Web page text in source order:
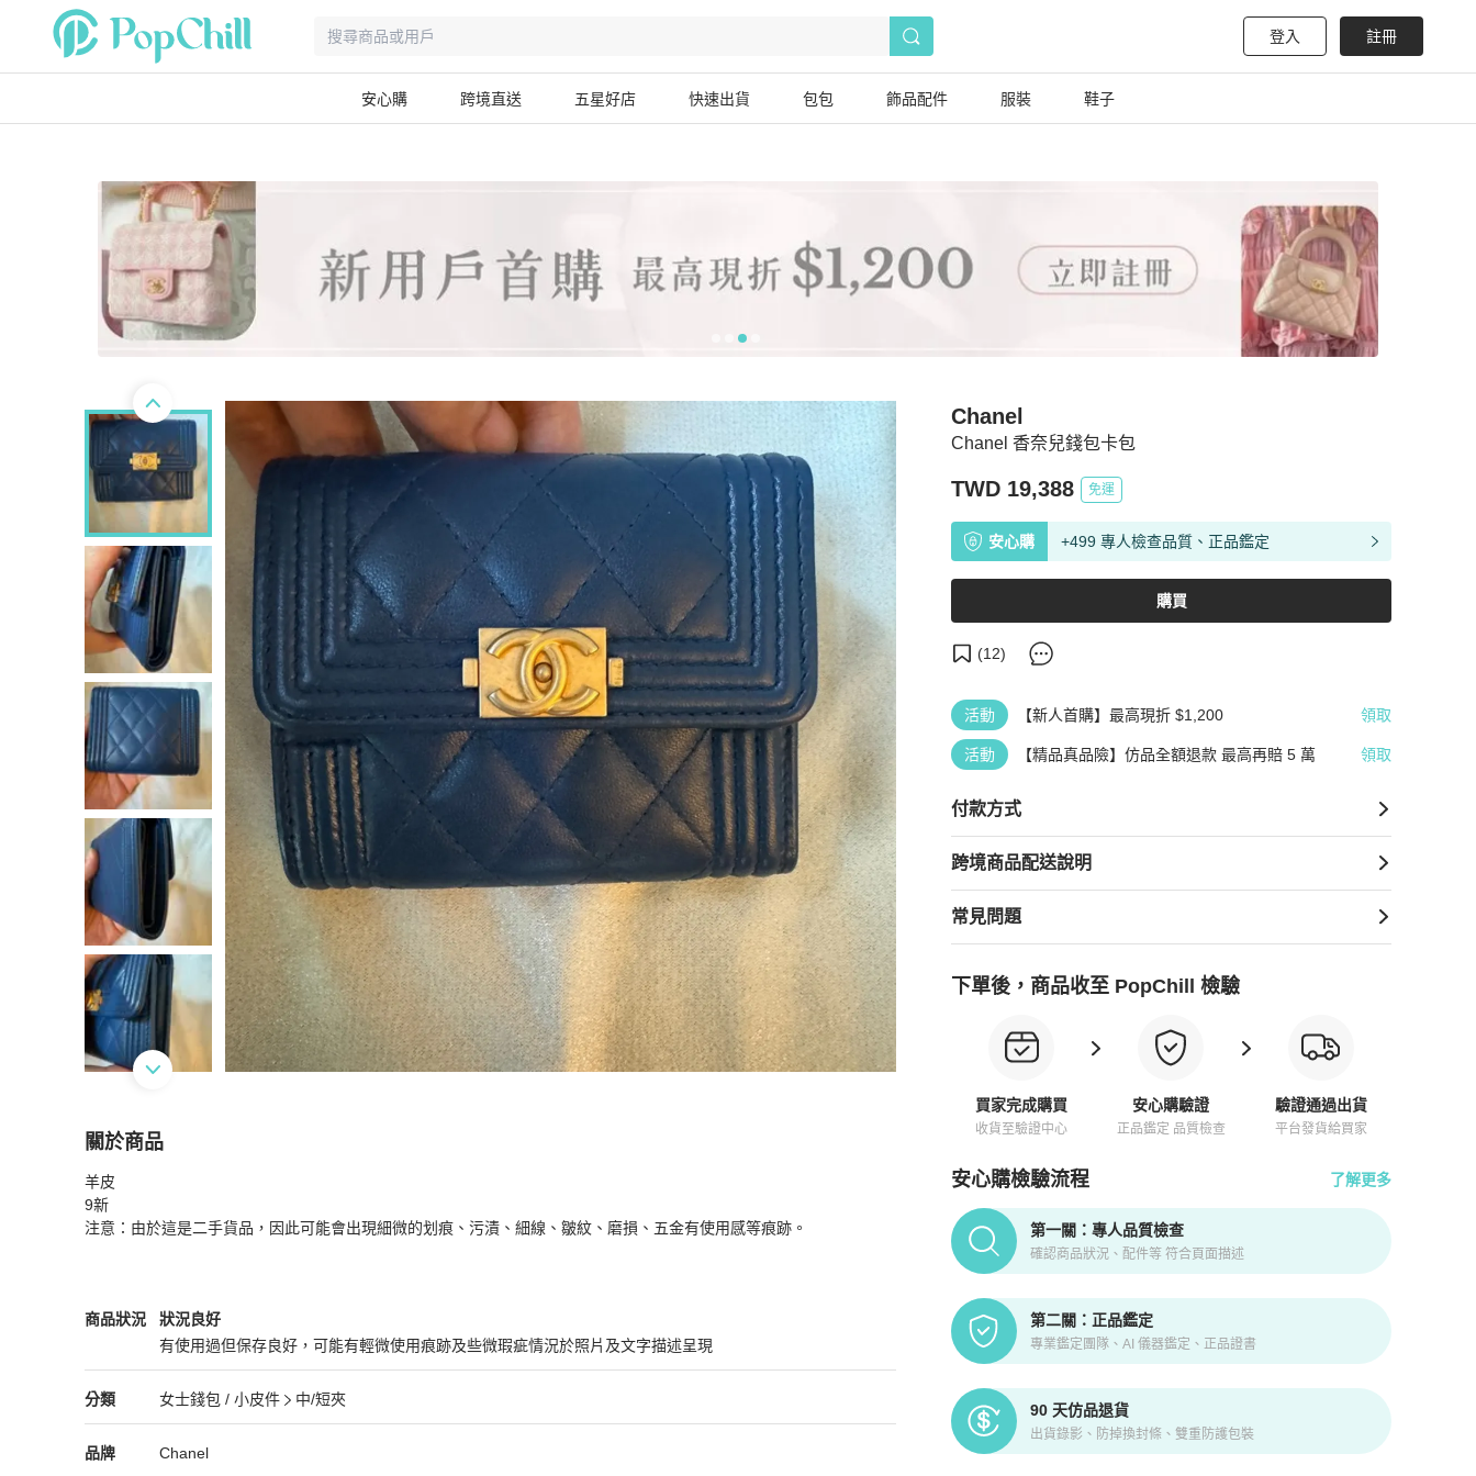
登入 註冊
安心購 跨境直送 五星好店 快速出貨 包包 飾品配件 服裝 鞋子
Chanel 香奈兒錢包卡包
Chanel
TWD 19,388 免運
安心購 +499 專人檢查品質、正品鑑定
購買
(12)
活動 【新人首購】最高現折 $1,200 領取
活動 【精品真品險】仿品全額退款 最高再賠 5 萬 領取
付款方式
跨境商品配送說明
常見問題
下單後，商品收至 PopChill 檢驗
買家完成購買
收貨至驗證中心
安心購驗證
正品鑑定 品質檢查
驗證通過出貨
平台發貨給買家
安心購檢驗流程 了解更多
PopChill拍拍圈正品驗證、安心購檢驗流程介紹
第一關：專人品質檢查
確認商品狀況、配件等 符合頁面描述
第二關：正品鑑定
專業鑑定團隊、AI 儀器鑑定、正品證書
90 天仿品退貨
出貨錄影、防掉換封條、雙重防護包裝
關於商品
關於
羊皮
9新
注意：由於這是二手貨品，因此可能會出現細微的划痕、污漬、細線、皺紋、磨損、五金有使用感等痕跡。
商品狀況
Chanel女士錢包 / 小皮件
狀況良好
有使用過但保存良好，可能有輕微使用痕跡及些微瑕疵情況於照片及文字描述呈現
狀況良好
分類
Chanel 女士錢包 / 小皮件分類資訊
女士錢包 / 小皮件
中/短夾
女士錢包 / 小皮件/中/短夾推薦
品牌
Chanel 精品女士錢包 / 小皮件
Chanel
Chanel 推薦清單